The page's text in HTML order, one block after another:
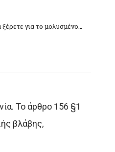
για το μολυσμένο…
Το άρθρο 156 §1
βλάβης,